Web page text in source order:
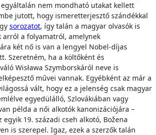
nem mondható utakat kellett
jutott, hogy ismeretterjesztő szándékkal
sorozatot, így talán a magyar olvasók is
arról a folyamatról, amelynek
két nő is van a lengyel Nobel-díjas
Szeretném, ha a költőként és
Wisława Szymborskáról neve is
művei vannak. Egyébként az már a
vált, hogy ez a jelenség csak magyar
egyedülálló, Szlovákiában vagy
példa a női alkotók kanonizációjára –
19. századi cseh alkotó, Božena
is szerepel. Igaz, ezek a szerzők talán